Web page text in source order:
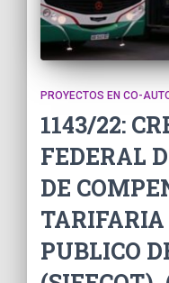
PROYECTOS EN CO-
1143/22:
FEDERAL
DE
PUBLICO